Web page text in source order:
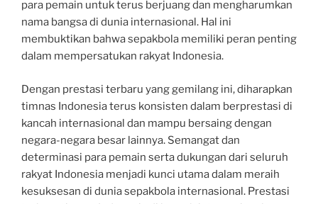
para pemain untuk terus berjuang dan mengharumkan
nama bangsa di dunia internasional. Hal ini
membuktikan bahwa sepakbola memiliki peran penting
dalam mempersatukan rakyat Indonesia.
Dengan prestasi terbaru yang gemilang ini, diharapkan
timnas Indonesia terus konsisten dalam berprestasi di
kancah internasional dan mampu bersaing dengan
negara-negara besar lainnya. Semangat dan
determinasi para pemain serta dukungan dari seluruh
rakyat Indonesia menjadi kunci utama dalam meraih
kesuksesan di dunia sepakbola internasional. Prestasi